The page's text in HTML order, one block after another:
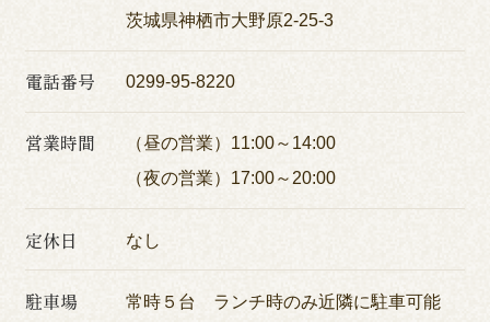
茨城県神栖市大野原2-25-3
電話番号 0299-95-8220
営業時間
（昼の営業）11:00～14:00
（夜の営業）17:00～20:00
定休日 なし
駐車場 常時５台 ランチ時のみ近隣に駐車可能